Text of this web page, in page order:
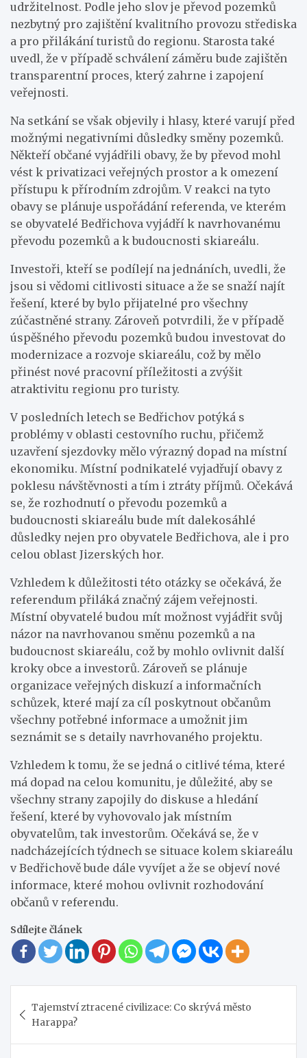
udržitelnost. Podle jeho slov je převod pozemků
nezbytný pro zajištění kvalitního provozu střediska
a pro přilákání turistů do regionu. Starosta také
uvedl, že v případě schválení záměru bude zajištěn
transparentní proces, který zahrne i zapojení
veřejnosti.
Na setkání se však objevily i hlasy, které varují před
možnými negativními důsledky směny pozemků.
Někteří občané vyjádřili obavy, že by převod mohl
vést k privatizaci veřejných prostor a k omezení
přístupu k přírodním zdrojům. V reakci na tyto
obavy se plánuje uspořádání referenda, ve kterém
se obyvatelé Bedřichova vyjádří k navrhovanému
převodu pozemků a k budoucnosti skiareálu.
Investoři, kteří se podílejí na jednáních, uvedli, že
jsou si vědomi citlivosti situace a že se snaží najít
řešení, které by bylo přijatelné pro všechny
zúčastněné strany. Zároveň potvrdili, že v případě
úspěšného převodu pozemků budou investovat do
modernizace a rozvoje skiareálu, což by mělo
přinést nové pracovní příležitosti a zvýšit
atraktivitu regionu pro turisty.
V posledních letech se Bedřichov potýká s
problémy v oblasti cestovního ruchu, přičemž
uzavření sjezdovky mělo výrazný dopad na místní
ekonomiku. Místní podnikatelé vyjadřují obavy z
poklesu návštěvnosti a tím i ztráty příjmů. Očekává
se, že rozhodnutí o převodu pozemků a
budoucnosti skiareálu bude mít dalekosáhlé
důsledky nejen pro obyvatele Bedřichova, ale i pro
celou oblast Jizerských hor.
Vzhledem k důležitosti této otázky se očekává, že
referendum přiláká značný zájem veřejnosti.
Místní obyvatelé budou mít možnost vyjádřit svůj
názor na navrhovanou směnu pozemků a na
budoucnost skiareálu, což by mohlo ovlivnit další
kroky obce a investorů. Zároveň se plánuje
organizace veřejných diskuzí a informačních
schůzek, které mají za cíl poskytnout občanům
všechny potřebné informace a umožnit jim
seznámit se s detaily navrhovaného projektu.
Vzhledem k tomu, že se jedná o citlivé téma, které
má dopad na celou komunitu, je důležité, aby se
všechny strany zapojily do diskuse a hledání
řešení, které by vyhovovalo jak místním
obyvatelům, tak investorům. Očekává se, že v
nadcházejících týdnech se situace kolem skiareálu
v Bedřichově bude dále vyvíjet a že se objeví nové
informace, které mohou ovlivnit rozhodování
občanů v referendu.
Sdílejte článek
pro
příspěvek
Tajemství ztracené civilizace: Co skrývá město
Harappa?